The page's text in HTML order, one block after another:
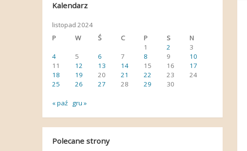
Kalendarz
listopad 2024
P
W Ś C P S
N
1
2
3
4
5 6 7 8 9
10
11
12 13 14 15 16
17
18
19 20 21 22 23
24
25
26 27 28 29 30
« paź gru »
Polecane strony